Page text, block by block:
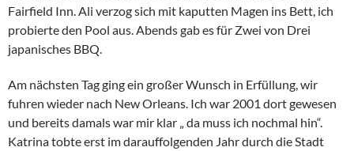
Fairfield Inn. Ali verzog sich mit kaputten Magen ins Bett, ich
probierte den Pool aus. Abends gab es für Zwei von Drei
japanisches BBQ.
Am nächsten Tag ging ein großer Wunsch in Erfüllung, wir
fuhren wieder nach New Orleans. Ich war 2001 dort gewesen
und bereits damals war mir klar „ da muss ich nochmal hin“.
Katrina tobte erst im darauffolgenden Jahr durch die Stadt